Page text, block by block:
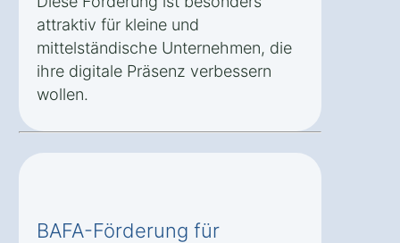
attraktiv für kleine und
mittelständische Unternehmen, die
ihre digitale Präsenz verbessern
wollen.
BAFA-Förderung für